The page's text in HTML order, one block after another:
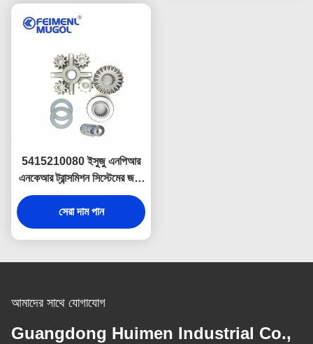
5415210080 ইসুজু এনপিআর
এনকেআর ট্রান্সমিশন সিস্টেমের জন্য
ডিফারেনশিয়াল স্পাইডার গিয়ার কিট
সেরা দাম পান
আমাদের সাথে যোগাযোগ
Guangdong Huimen Industrial Co.,